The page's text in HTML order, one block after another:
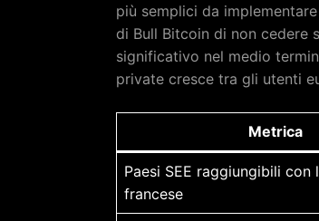
più semplici da
di Bull Bitcoin di non cedere
significativo nel medio
private cresce tra gli utenti
Metrica
Paesi SEE raggiungibili con
francese